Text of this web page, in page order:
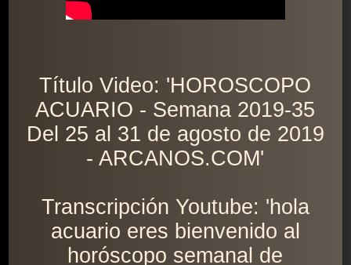
Título Video: 'HOROSCOPO
ACUARIO - Semana 2019-35
Del 25 al 31 de agosto de 2019
- ARCANOS.COM'
Transcripción Youtube: 'hola
acuario eres bienvenido al
horóscopo semanal de